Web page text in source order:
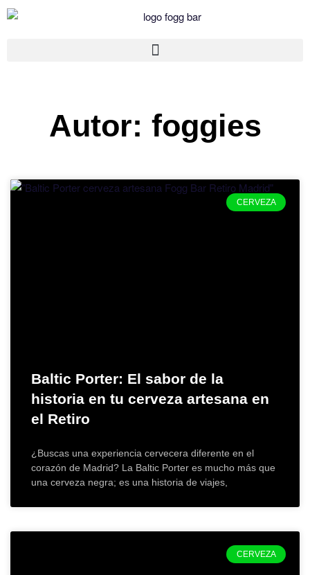
Autor: foggies
CERVEZA
Baltic Porter: El sabor de la
historia en tu cerveza artesana en
el Retiro
¿Buscas una experiencia cervecera diferente en el
corazón de Madrid? La Baltic Porter es mucho más que
una cerveza negra; es una historia de viajes,
CERVEZA